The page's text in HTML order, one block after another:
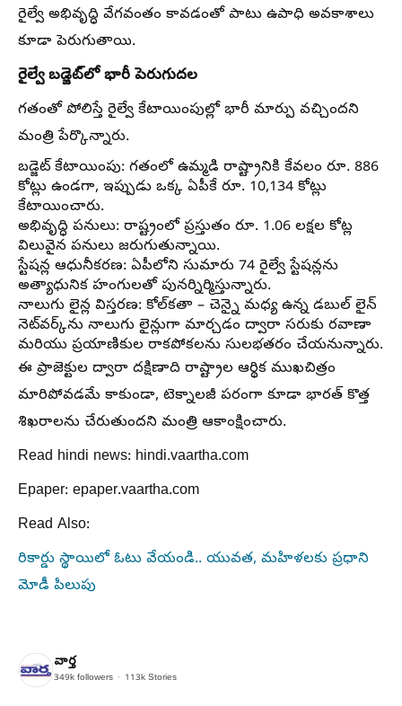
రైల్వే అభివృద్ధి వేగవంతం కావడంతో పాటు ఉపాధి అవకాశాలు
కూడా పెరుగుతాయి.
రైల్వే బడ్జెట్‌లో భారీ పెరుగుదల
గతంతో పోలిస్తే రైల్వే కేటాయింపుల్లో భారీ మార్పు వచ్చిందని
మంత్రి పేర్కొన్నారు.
బడ్జెట్ కేటాయింపు: గతంలో ఉమ్మడి రాష్ట్రానికి కేవలం రూ. 886
కోట్లు ఉండగా, ఇప్పుడు ఒక్క ఏపీకే రూ. 10,134 కోట్లు
కేటాయించారు.
అభివృద్ధి పనులు: రాష్ట్రంలో ప్రస్తుతం రూ. 1.06 లక్షల కోట్ల
విలువైన పనులు జరుగుతున్నాయి.
స్టేషన్ల ఆధునీకరణ: ఏపీలోని సుమారు 74 రైల్వే స్టేషన్లను
అత్యాధునిక హంగులతో పునర్నిర్మిస్తున్నారు.
నాలుగు లైన్ల విస్తరణ: కోల్‌కతా – చెన్నై మధ్య ఉన్న డబుల్ లైన్
నెట్‌వర్క్‌ను నాలుగు లైన్లుగా మార్చడం ద్వారా సరుకు రవాణా
మరియు ప్రయాణికుల రాకపోకలను సులభతరం చేయనున్నారు.
ఈ ప్రాజెక్టుల ద్వారా దక్షిణాది రాష్ట్రాల ఆర్థిక ముఖచిత్రం
మారిపోవడమే కాకుండా, టెక్నాలజీ పరంగా కూడా భారత్ కొత్త
శిఖరాలను చేరుతుందని మంత్రి ఆకాంక్షించారు.
Read hindi news: hindi.vaartha.com
Epaper: epaper.vaartha.com
Read Also:
రికార్డు స్థాయిలో ఓటు వేయండి.. యువత, మహిళలకు ప్రధాని
మోడీ పిలుపు
వార్త
349k followers 113k Stories